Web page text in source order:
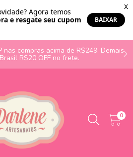
nas compras acima de R$249. Demais
R$20 OFF no frete.
0